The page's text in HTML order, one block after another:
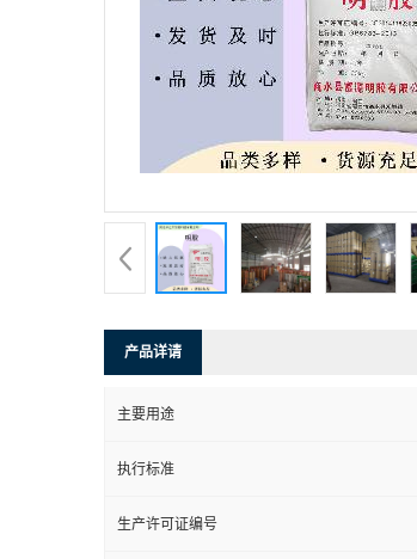
产品详请
主要用途
执行标准
生产许可证编号